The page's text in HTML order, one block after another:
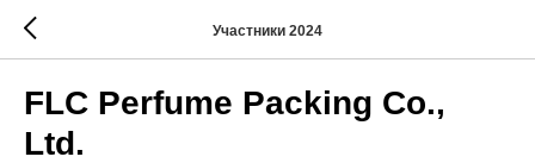
Участники 2024
FLC Perfume Packing Co.,
Ltd.